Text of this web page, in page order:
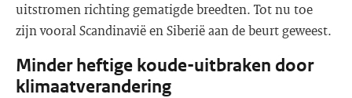
uitstromen richting gematigde breedten. Tot nu toe
zijn vooral Scandinavië en Siberië aan de beurt geweest.
Minder heftige koude-uitbraken door
klimaatverandering